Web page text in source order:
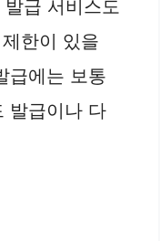
급 서비스도
한이 있을
급에는 보통
발급이나 다